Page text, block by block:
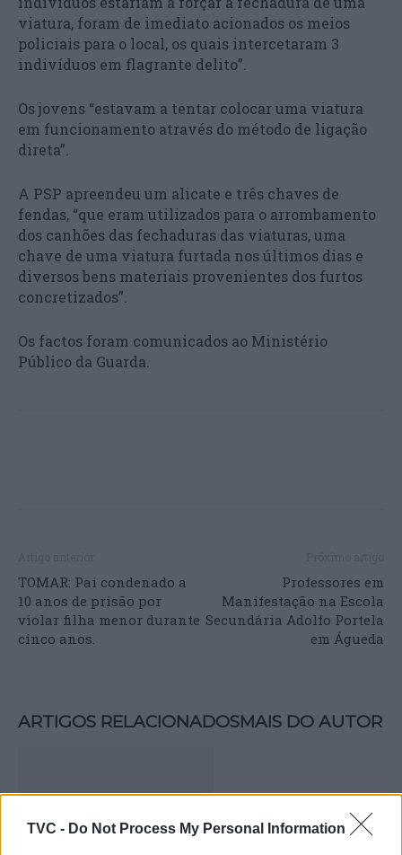
TVC - Do Not Process My Personal Information
viatura, foram de imediato acionados os meios
policiais para o local, os quais intercetaram 3
indivíduos em flagrante delito”.
Os jovens “estavam a tentar colocar uma viatura
em funcionamento através do método de ligação
direta”.
A PSP apreendeu um alicate e três chaves de
fendas, “que eram utilizados para o arrombamento
dos canhões das fechaduras das viaturas, uma
chave de uma viatura furtada nos últimos dias e
diversos bens materiais provenientes dos furtos
concretizados”.
Os factos foram comunicados ao Ministério
Público da Guarda.
TOMAR: Pai condenado a
10 anos de prisão por
violar filha menor durante
cinco anos.
Professores em
Manifestação na Escola
Secundária Adolfo Portela
em Águeda
ARTIGOS RELACIONADOSMAIS DO AUTOR